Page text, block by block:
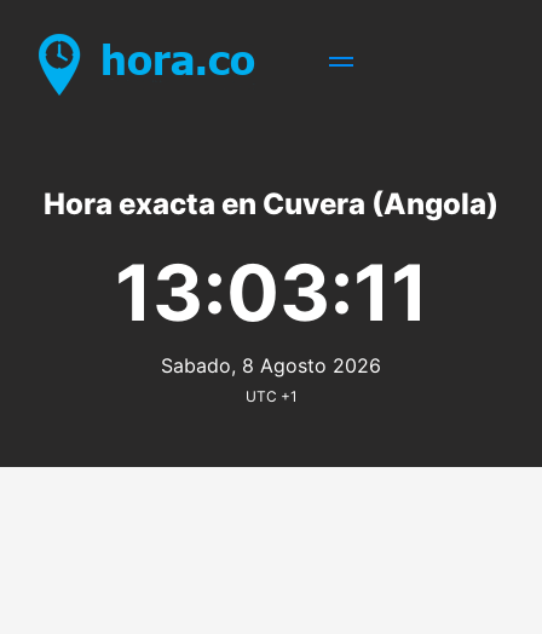
Hora exacta en Cuvera (Angola)
13:03:11
Sabado, 8 Agosto 2026
UTC +1